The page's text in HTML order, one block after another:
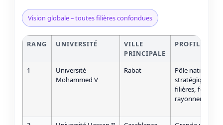
Vision globale – toutes filières confondues
RANG UNIVERSITÉ
VILLE
PRINCIPALE
PROFIL
1
Université
Mohammed V
Rabat
Pôle national
stratégique,
filières, forte
rayonnement